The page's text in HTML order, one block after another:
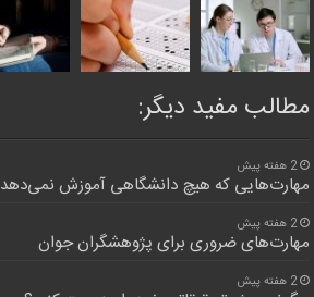
مطالب مفید دیگر:
2 هفته پیش
مهارت‌هایی که هیچ دانشگاهی آموزش نمی‌دهد
2 هفته پیش
مهارت‌های ضروری برای پژوهشگران جوان
2 هفته پیش